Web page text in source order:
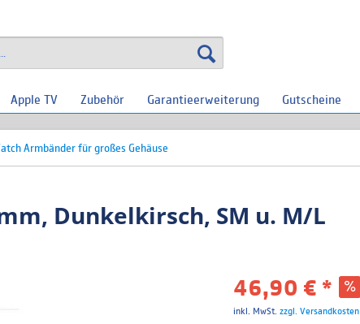
Apple TV Zubehör Garantieerweiterung Gutscheine
Armbänder für großes Gehäuse
Dunkelkirsch, SM u. M/L
46,90 € *
inkl. MwSt.zzgl. Versandkosten